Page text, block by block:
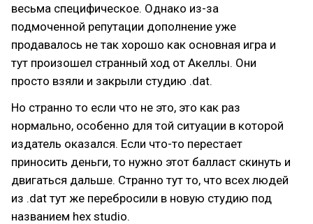
весьма специфическое. Однако из-за
подмоченной репутации дополнение уже
продавалось не так хорошо как основная игра и
тут произошел странный ход от Акеллы. Они
просто взяли и закрыли студию .dat.
Но странно то если что не это, это как раз
нормально, особенно для той ситуации в которой
издатель оказался. Если что-то перестает
приносить деньги, то нужно этот балласт скинуть и
двигаться дальше. Странно тут то, что всех людей
из .dat тут же перебросили в новую студию под
названием hex studio.